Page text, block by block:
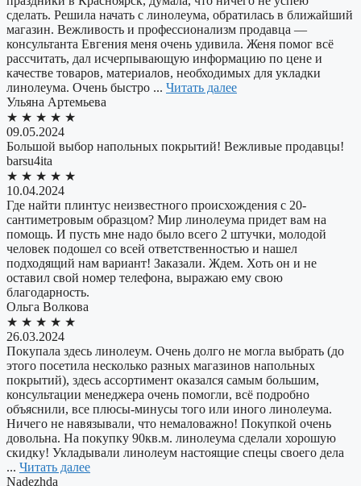
сделать. Решила начать с линолеума, обратилась в ближайший
магазин. Вежливость и профессионализм продавца —
консультанта Евгения меня очень удивила. Женя помог всё
рассчитать, дал исчерпывающую информацию по цене и
качестве товаров, материалов, необходимых для укладки
линолеума. Очень быстро ... Читать далее
Ульяна Артемьева
★ ★ ★ ★ ★
09.05.2024
Большой выбор напольных покрытий! Вежливые продавцы!
​barsu4ita
★ ★ ★ ★ ★
10.04.2024
Где найти плинтус неизвестного происхождения с 20-
сантиметровым образцом? Мир линолеума придет вам на
помощь. И пусть мне надо было всего 2 штучки, молодой
человек подошел со всей ответственностью и нашел
подходящий нам вариант! Заказали. Ждем. Хоть он и не
оставил свой номер телефона, выражаю ему свою
благодарность.
Ольга Волкова
★ ★ ★ ★ ★
26.03.2024
Покупала здесь линолеум. Очень долго не могла выбрать (до
этого посетила несколько разных магазинов напольных
покрытий), здесь ассортимент оказался самым большим,
консультации менеджера очень помогли, всё подробно
объяснили, все плюсы-минусы того или иного линолеума.
Ничего не навязывали, что немаловажно! Покупкой очень
довольна. На покупку 90кв.м. линолеума сделали хорошую
скидку! Укладывали линолеум настоящие спецы своего дела
... Читать далее
​Nadezhda